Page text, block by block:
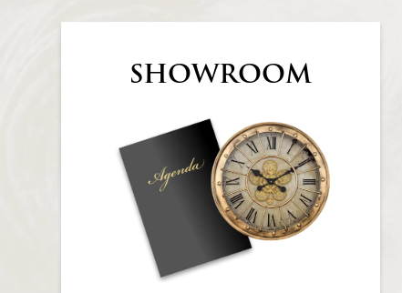
SHOWROOM